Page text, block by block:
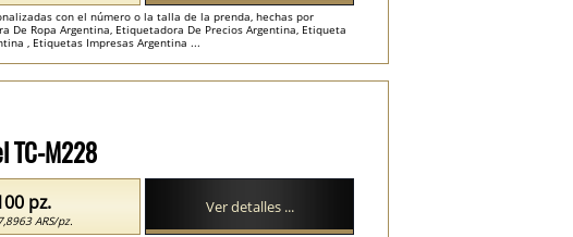
con el número o la talla de la prenda, hechas por
De Ropa Argentina, Etiquetadora De Precios Argentina, Etiqueta
, Etiquetas Impresas Argentina ...
TC-M228
pz.
ARS/pz.
Ver detalles ...